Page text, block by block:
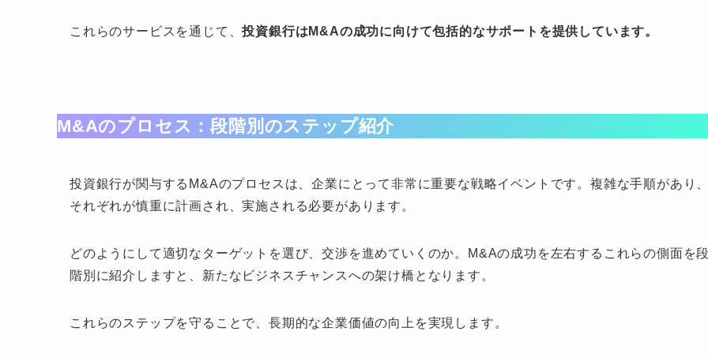
これらのサービスを通じて、投資銀行はM&Aの成功に向けて包括的なサポートを提供しています。
M&Aのプロセス：段階別のステップ紹介
投資銀行が関与するM&Aのプロセスは、企業にとって非常に重要な戦略イベントです。複雑な手順があり
それぞれが慎重に計画され、実施される必要があります。
どのようにして適切なターゲットを選び、交渉を進めていくのか。M&Aの成功を左右するこれらの側面を
階別に紹介しますと、新たなビジネスチャンスへの架け橋となります。
これらのステップを守ることで、長期的な企業価値の向上を実現します。